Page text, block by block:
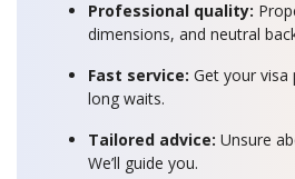
Professional quality:
dimensions, and neutral
Fast service: Get your visa
long waits.
Tailored advice: Unsure
We’ll guide you.